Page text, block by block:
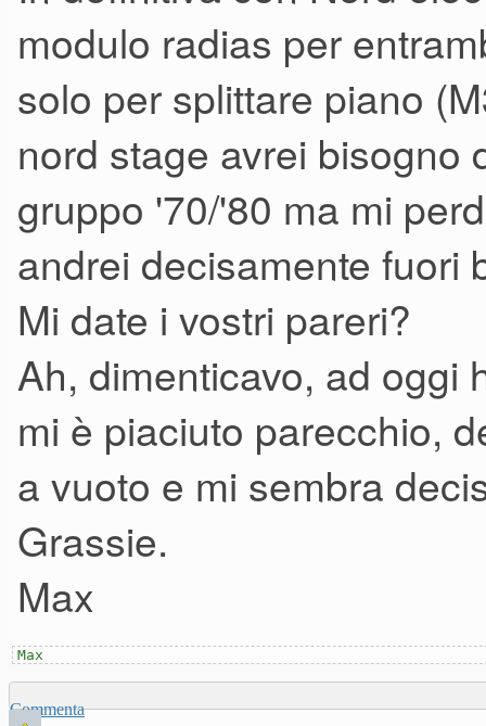
modulo radias per
solo per splittare piano
nord stage avrei bisogno
gruppo '70/'80 ma mi
andrei decisamente fuori
Mi date i vostri pareri?
Ah, dimenticavo, ad oggi
mi è piaciuto parecchio,
a vuoto e mi sembra
Grassie.
Max
Max
Commenta